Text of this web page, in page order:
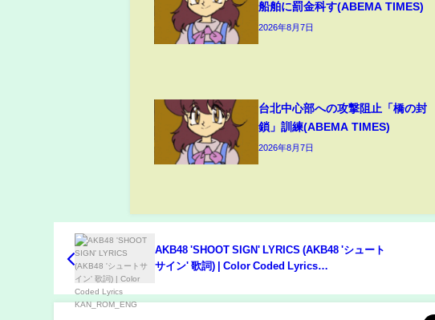
船舶に罰金科す(ABEMA TIMES)
2026年8月7日
台北中心部への攻撃阻止「橋の封
鎖」訓練(ABEMA TIMES)
2026年8月7日
AKB48 'SHOOT SIGN' LYRICS (AKB48 'シュート
サイン' 歌詞) | Color Coded Lyrics